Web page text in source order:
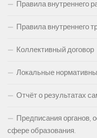
Правила внутреннего
Правила внутреннего
Коллективный договор
Локальные
Отчёт о результатах
Предписания органов,
сфере образования.